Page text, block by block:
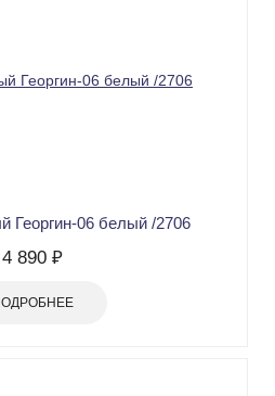
Георгин-06 белый /2706
4 890 ₽